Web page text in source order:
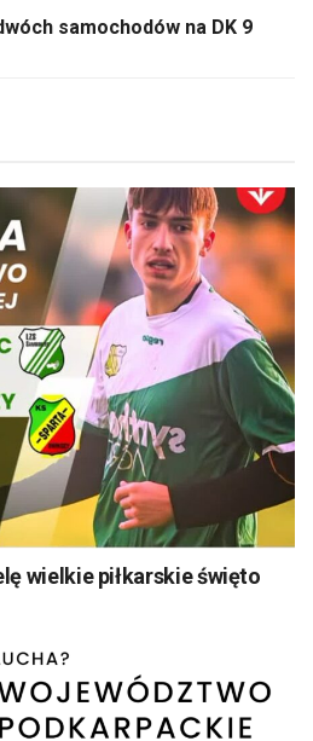
samochodów na DK 9
wielkie piłkarskie święto